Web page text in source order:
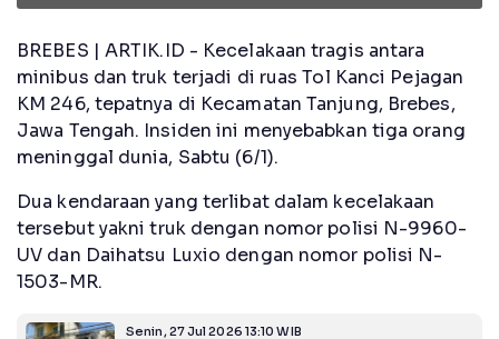
BREBES | ARTIK.ID - Kecelakaan tragis antara
minibus dan truk terjadi di ruas Tol Kanci Pejagan
KM 246, tepatnya di Kecamatan Tanjung, Brebes,
Jawa Tengah. Insiden ini menyebabkan tiga orang
meninggal dunia, Sabtu (6/1).
Dua kendaraan yang terlibat dalam kecelakaan
tersebut yakni truk dengan nomor polisi N-9960-
UV dan Daihatsu Luxio dengan nomor polisi N-
1503-MR.
Senin, 27 Jul 2026 13:10 WIB